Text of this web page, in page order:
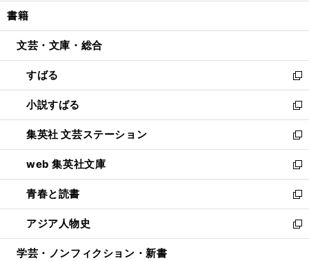
開
ウ
開
く
ウ
ン
ウ
で
開
く
し
ウ
ン
ド
ウ
で
開
く
書籍
文芸・文庫・総合
すばる
新
し
い
ウ
ィ
ン
ド
ウ
で
開
く
小説すばる
新
し
い
ウ
ィ
ン
ド
ウ
で
開
集英社 文芸ステーション
新
し
い
ウ
ィ
ン
ド
ウ
web 集英社文庫
新
し
い
ウ
ィ
ン
青春と読書
新
し
い
ウ
アジア人物史
新
し
学芸・ノンフィクション・新書